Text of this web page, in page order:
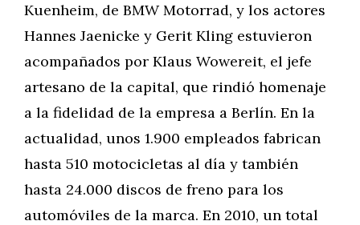
Kuenheim, de BMW Motorrad, y los actores
Hannes Jaenicke y Gerit Kling estuvieron
acompañados por Klaus Wowereit, el jefe
artesano de la capital, que rindió homenaje
a la fidelidad de la empresa a Berlín. En la
actualidad, unos 1.900 empleados fabrican
hasta 510 motocicletas al día y también
hasta 24.000 discos de freno para los
automóviles de la marca. En 2010, un total